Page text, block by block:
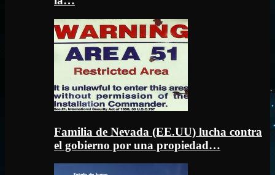
Familia de Nevada (EE.UU) lucha contra
el gobierno por una propiedad…